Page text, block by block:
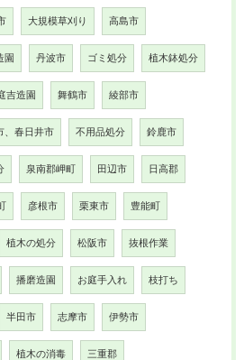
大規模草刈り 高島市
園 丹波市 ゴミ処分 植木鉢処分
吉造園 舞鶴市 綾部市
、春日井市 不用品処分 鈴鹿市
泉南郡岬町 田辺市 日高郡
彦根市 栗東市 豊能町
植木の処分 松阪市 抜根作業
播磨造園 お庭手入れ 枝打ち
半田市 志摩市 伊勢市
植木の消毒 三重郡